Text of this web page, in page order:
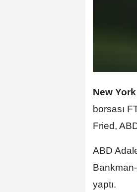
New
borsası
Fried,
ABD
yaptı.